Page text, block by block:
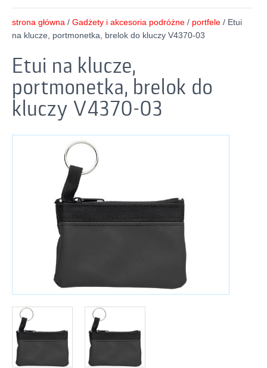
strona główna / Gadżety i akcesoria podróżne / portfele / Etui
na klucze, portmonetka, brelok do kluczy V4370-03
Etui na klucze,
portmonetka, brelok do
kluczy V4370-03